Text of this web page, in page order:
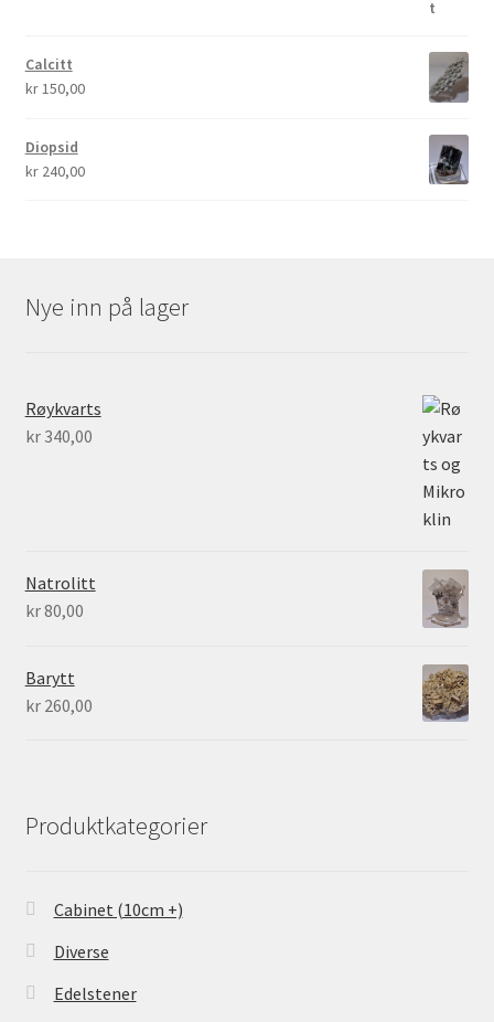
Calcitt
kr150,00
Diopsid
kr240,00
Nye inn på lager
Røykvarts
kr340,00
Natrolitt
kr80,00
Barytt
kr260,00
Produktkategorier
Cabinet (10cm +)
Diverse
Edelstener